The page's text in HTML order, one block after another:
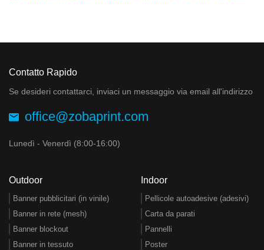
Contatto Rapido
Se desideri contattarci, inviaci un messaggio via email all'indirizzo
office@zobaprint.com
Lunedì - Venerdì (8:00-16:00)
Outdoor
Banner pubblicitari (in vinile)
Banner in rete (mesh)
Banner blockout
Banner in tessuto
Indoor
Pellicole autoadesive (adesivi)
Carta da parati
Pannelli
Poster